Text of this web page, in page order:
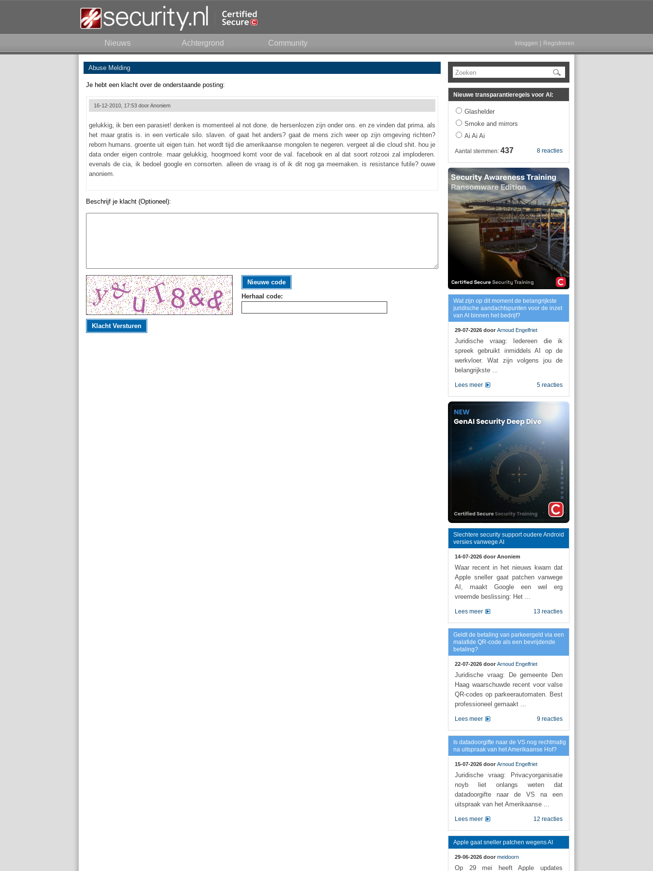
Nieuws Achtergrond Community Inloggen Registreren
Abuse Melding
Je hebt een klacht over de onderstaande posting:
16-12-2010, 17:53 doorAnoniem
gelukkig, ik ben een parasiet! denken is momenteel al not done. de hersenlozen zijn onder ons. en ze vinden dat prima. als
het maar gratis is. in een verticale silo. slaven. of gaat het anders? gaat de mens zich weer op zijn omgeving richten?
reborn humans. groente uit eigen tuin. het wordt tijd die amerikaanse mongolen te negeren. vergeet al die cloud shit. hou je
data onder eigen controle. maar gelukkig, hoogmoed komt voor de val. facebook en al dat soort rotzooi zal imploderen.
evenals de cia, ik bedoel google en consorten. alleen de vraag is of ik dit nog ga meemaken. is resistance futile? ouwe
anoniem.
Beschrijf je klacht (Optioneel):
Nieuwe code
Herhaal code:
Klacht Versturen
Zoeken
Nieuwe transparantieregels voor AI:
Glashelder
Smoke and mirrors
Ai Ai Ai
8 reacties
Aantal stemmen: 437
Wat zijn op dit moment de belangrijkste
juridische aandachtspunten voor de inzet
van AI binnen het bedrijf?
29-07-2026 door Arnoud Engelfriet
Juridische vraag: Iedereen die ik
spreek gebruikt inmiddels AI op de
werkvloer. Wat zijn volgens jou de
belangrijkste ...
5 reacties
Lees meer
Slechtere security support oudere Android
versies vanwege AI
14-07-2026 door Anoniem
Waar recent in het nieuws kwam dat
Apple sneller gaat patchen vanwege
AI, maakt Google een wel erg
vreemde beslissing: Het ...
13 reacties
Lees meer
Geldt de betaling van parkeergeld via een
malafide QR-code als een bevrijdende
betaling?
22-07-2026 door Arnoud Engelfriet
Juridische vraag: De gemeente Den
Haag waarschuwde recent voor valse
QR-codes op parkeerautomaten. Best
professioneel gemaakt ...
9 reacties
Lees meer
Is datadoorgifte naar de VS nog rechtmatig
na uitspraak van het Amerikaanse Hof?
15-07-2026 door Arnoud Engelfriet
Juridische vraag: Privacyorganisatie
noyb liet onlangs weten dat
datadoorgifte naar de VS na een
uitspraak van het Amerikaanse ...
12 reacties
Lees meer
Apple gaat sneller patchen wegens AI
29-06-2026 door meidoorn
Op 29 mei heeft Apple updates